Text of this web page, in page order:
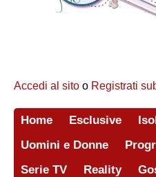
Accedi al sito o Registrati
Home Esclusive
Uomini e Donne
Serie TV
Reality